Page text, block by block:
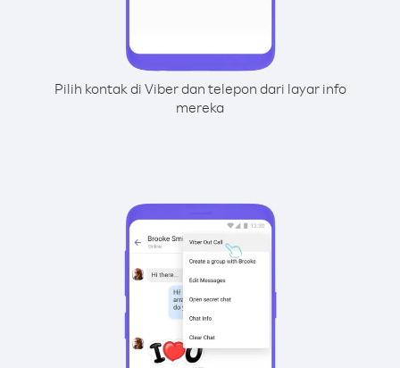
Pilih kontak di Viber dan telepon dari layar info
mereka